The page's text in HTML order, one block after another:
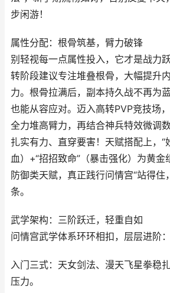
步闲游！
属性分配：根骨筑基，臂力破锋
别轻视每一点属性投入，它才是战力
转阶段建议专注堆叠根骨，大幅提升
力。根骨拉满后，副本持久战不再为
也能从容应对。迈入高转PVP竞技
全力堆高臂力，再结合神兵特效微调
扎实有力、直穿要害！天赋搭配上，“
血）+“招招致命”（暴击强化）为黄金
防御类天赋，真正践行问情宫“站得住
条。
武学架构：三阶跃迁，轻重自如
问情宫武学体系环环相扣，层层进阶：
入门三式：天女剑法、漫天飞星拳稳
压力。